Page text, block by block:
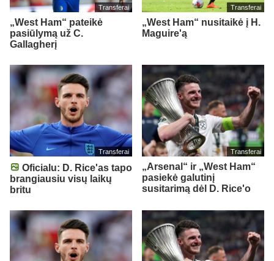
Transferai
„West Ham“ pateikė
pasiūlymą už C.
Gallagherį
Transferai
„West Ham“ nusitaikė į H.
Maguire'ą
Transferai
Oficialu: D. Rice'as tapo
brangiausiu visų laikų
britu
Transferai
„Arsenal“ ir „West Ham“
pasiekė galutinį
susitarimą dėl D. Rice'o